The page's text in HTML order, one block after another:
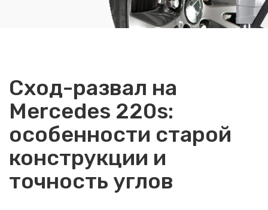
Сход-развал на
Mercedes 220s:
особенности старой
конструкции и
точность углов